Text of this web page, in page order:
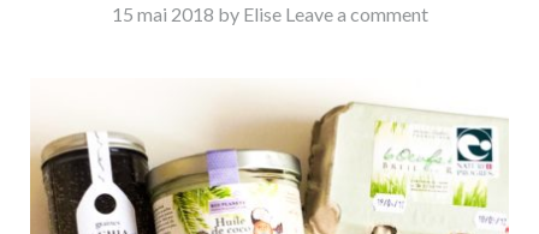
15 mai 2018 by Elise Leave a comment